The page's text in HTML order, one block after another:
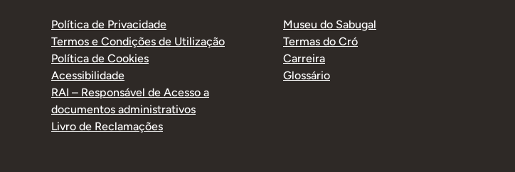
Política de Privacidade
Termos e Condições de Utilização
Política de Cookies
Acessibilidade
RAI – Responsável de Acesso a
documentos administrativos
Livro de Reclamações
Museu do Sabugal
Termas do Cró
Carreira
Glossário